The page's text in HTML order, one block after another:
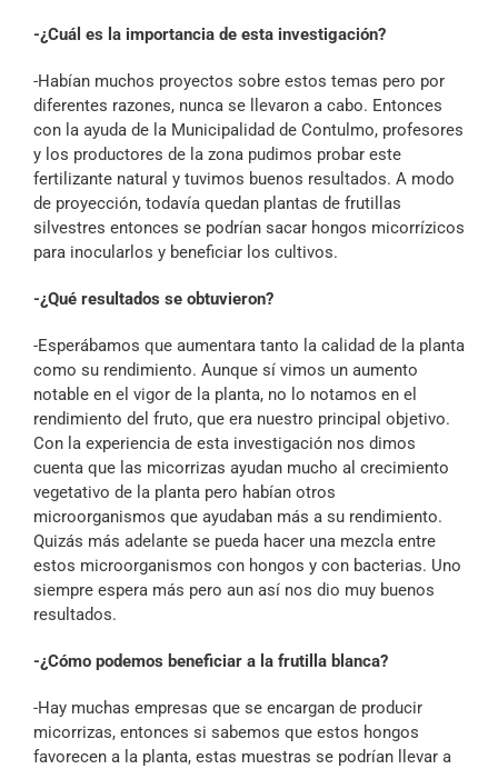
-¿Cuál es la importancia de esta investigación?
-Habían muchos proyectos sobre estos temas pero por
diferentes razones, nunca se llevaron a cabo. Entonces
con la ayuda de la Municipalidad de Contulmo, profesores
y los productores de la zona pudimos probar este
fertilizante natural y tuvimos buenos resultados. A modo
de proyección, todavía quedan plantas de frutillas
silvestres entonces se podrían sacar hongos micorrízicos
para inocularlos y beneficiar los cultivos.
-¿Qué resultados se obtuvieron?
-Esperábamos que aumentara tanto la calidad de la planta
como su rendimiento. Aunque sí vimos un aumento
notable en el vigor de la planta, no lo notamos en el
rendimiento del fruto, que era nuestro principal objetivo.
Con la experiencia de esta investigación nos dimos
cuenta que las micorrizas ayudan mucho al crecimiento
vegetativo de la planta pero habían otros
microorganismos que ayudaban más a su rendimiento.
Quizás más adelante se pueda hacer una mezcla entre
estos microorganismos con hongos y con bacterias. Uno
siempre espera más pero aun así nos dio muy buenos
resultados.
-¿Cómo podemos beneficiar a la frutilla blanca?
-Hay muchas empresas que se encargan de producir
micorrizas, entonces si sabemos que estos hongos
favorecen a la planta, estas muestras se podrían llevar a